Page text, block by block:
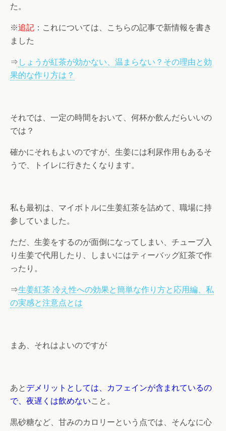
た。
※追記 ：これについては、こちらの記事で新情報を書き
ました
⇒ しょうが紅茶が効かない、温まらない？その理由と効
果的な作り方は？
それでは、一定の時間をおいて、何杯か飲んだらいいの
では？
確かにそれもよいのですが、生姜には利尿作用もあるそ
うで、トイレに行きたくなります。
私も最初は、マイボトルに生姜紅茶を詰めて、職場に持
参していました。
ただ、生姜をするのが面倒になってしまい、チューブ入
り生姜で代用したり、しまいにはティーバッグ紅茶で作
ったり。
⇒生姜紅茶 冷え性への効果と簡単な作り方と応用編、私
の実感と注意点とは
まあ、それはよいのですが
あと デメリットとしては、カフェインが含まれているの
で、夜遅くは飲めないこと。
黒砂糖など、甘みのカロリーという点では、そんなに心